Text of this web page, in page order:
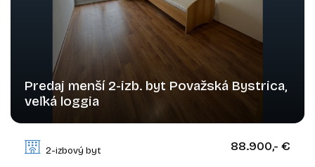
Predaj menší 2-izb. byt Považská Bystrica,
veľká loggia
Mládežnícka, Považská Bystrica
2-izbový byt
88.900,- €